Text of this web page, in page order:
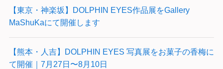
【東京・神楽坂】DOLPHIN EYES作品展をGallery
MaShuKaにて開催します
【熊本・人吉】DOLPHIN EYES 写真展をお菓子の香梅に
て開催｜7月27日〜8月10日